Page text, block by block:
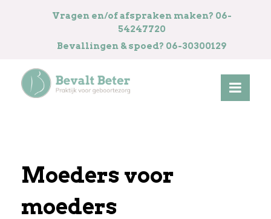
Vragen en/of afspraken maken? 06-
54247720
Bevallingen & spoed? 06-30300129
Moeders voor
moeders